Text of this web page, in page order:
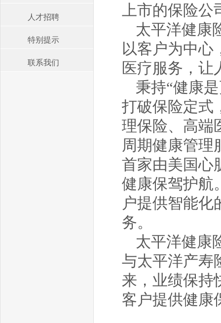
人才招聘
特别提示
联系我们
上市的保险公
太平洋健康
以客户为中心
医疗服务，让
秉持“健康
打破保险定式
理保险、高端
周期健康管理
首家由美国心
健康保驾护航
户提供智能化
务。
太平洋健康
与太平洋产寿
来，业绩保持
客户提供健康